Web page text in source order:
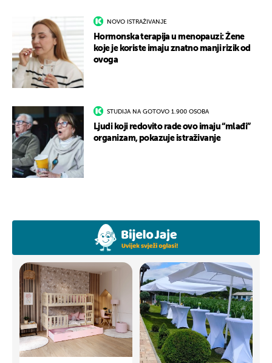
NOVO ISTRAŽIVANJE
Hormonska terapija u menopauzi: Žene
koje je koriste imaju znatno manji rizik od
ovoga
STUDIJA NA GOTOVO 1.900 OSOBA
Ljudi koji redovito rade ovo imaju “mlađi”
organizam, pokazuje istraživanje